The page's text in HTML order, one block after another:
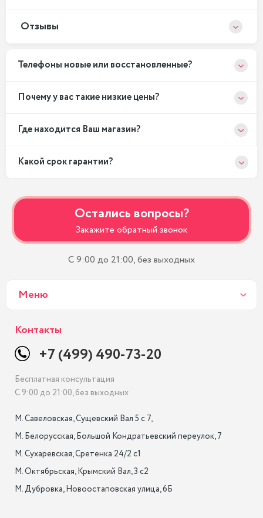
Отзывы
Телефоны новые или восстановленные?
Почему у вас такие низкие цены?
Где находится Ваш магазин?
Какой срок гарантии?
Остались вопросы?
Закажите обратный звонок
С 9:00 до 21:00, без выходных
Меню
Контакты
+7 (499) 490-73-20
Бесплатная консультация
С 9:00 до 21:00, без выходных
М. Савеловская, Сущевский Вал 5 с 7,
М. Белорусская, Большой Кондратьевский переулок, 7
М. Сухаревская, Сретенка 24/2 с1
М. Октябрьская, Крымский Вал, 3 с2
М. Дубровка, Новоостаповская улица, 6Б